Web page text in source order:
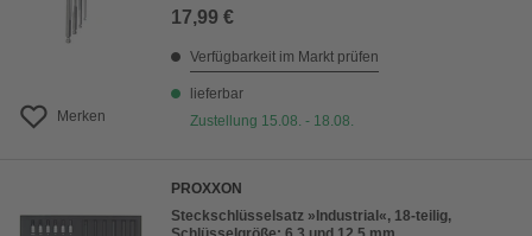
Merken
17,99 €
Verfügbarkeit im Markt prüfen
lieferbar
Zustellung 15.08. - 18.08.
PROXXON
Steckschlüsselsatz »Industrial«, 18-teilig,